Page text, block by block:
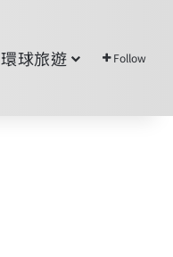
環球旅遊 Follow